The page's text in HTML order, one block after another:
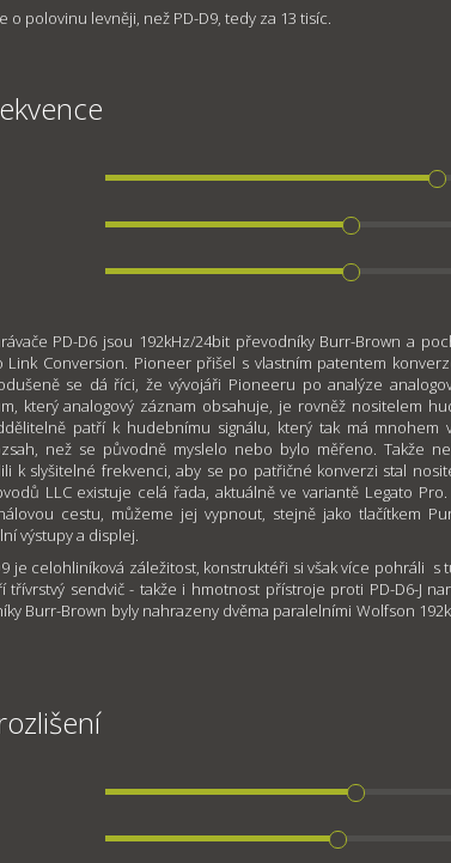
o polovinu levněji, než PD-D9, tedy za 13 tisíc.
PD-D6 jsou 192kHz/24bit převodníky Burr-Brown a
Link Conversion. Pioneer přišel s vlastním patentem
se dá říci, že vývojáři Pioneeru po analýze
který analogový záznam obsahuje, je rovněž nositelem
patří k hudebnímu signálu, který tak má mnohem
než se původně myslelo nebo bylo měřeno. Takže
k slyšitelné frekvenci, aby se po patřičné konverzi stal
LLC existuje celá řada, aktuálně ve variantě Legato
cestu, můžeme jej vypnout, stejně jako tlačítkem
výstupy a displej.
je celohliníková záležitost, konstruktéři si však více pohráli s
třívrstvý sendvič - takže i hmotnost přístroje proti PD-D6-J
Burr-Brown byly nahrazeny dvěma paralelními Wolfson